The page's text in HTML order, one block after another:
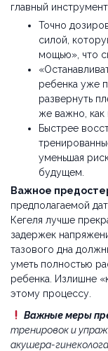
главный
Точно
силой,
мощью», что
ребенка уже
развернуть
же важно, как
Быстрее
уменьшая
будущем.
Важное
предполагаемой
Кегеля лучше
задержек
тазового дна
уметь полностью
ребенка. Излишне
этому процессу.
Важные меры
тренировок и
акушера-